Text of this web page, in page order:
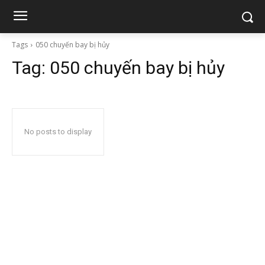
Tags 050 chuyến bay bị hủy
Tag: 050 chuyến bay bị hủy
No posts to display